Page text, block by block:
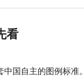
看
国自主的图例标准。